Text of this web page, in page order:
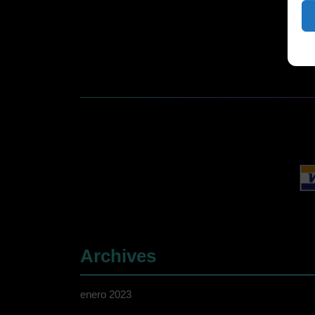
Archives
enero 2023